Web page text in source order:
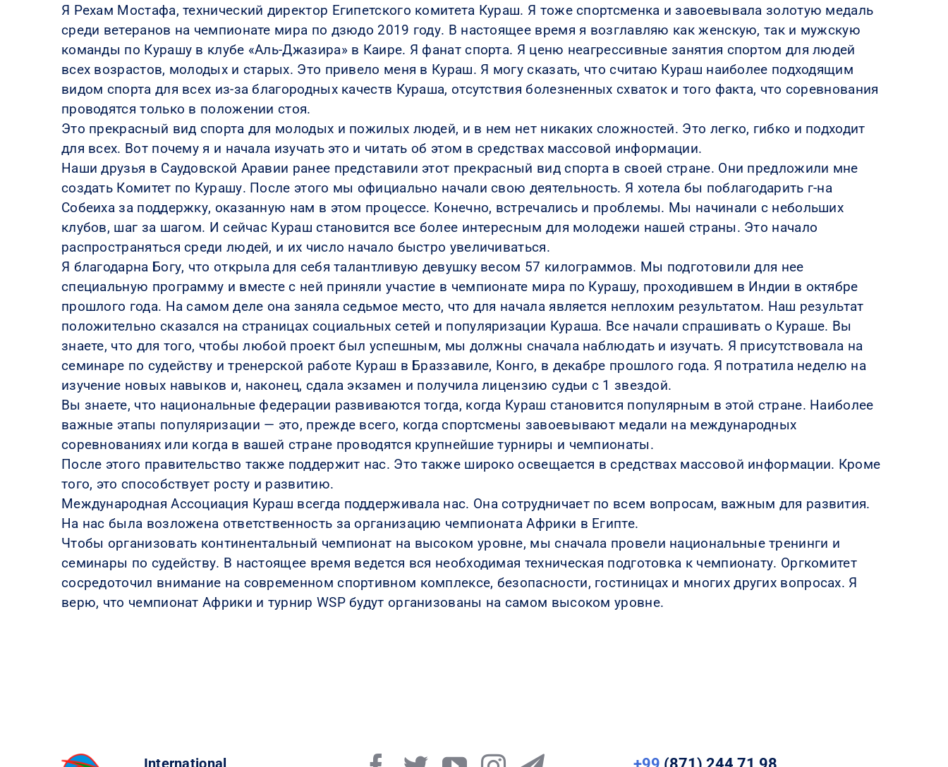
Я Рехам Мостафа, технический директор Египетского комитета Кураш. Я тоже спортсменка и завоевывала золотую медаль
среди ветеранов на чемпионате мира по дзюдо 2019 году. В настоящее время я возглавляю как женскую, так и мужскую
команды по Курашу в клубе «Аль-Джазира» в Каире. Я фанат спорта. Я ценю неагрессивные занятия спортом для людей
всех возрастов, молодых и старых. Это привело меня в Кураш. Я могу сказать, что считаю Кураш наиболее подходящим
видом спорта для всех из-за благородных качеств Кураша, отсутствия болезненных схваток и того факта, что соревнования
проводятся только в положении стоя.
Это прекрасный вид спорта для молодых и пожилых людей, и в нем нет никаких сложностей. Это легко, гибко и подходит
для всех. Вот почему я и начала изучать это и читать об этом в средствах массовой информации.
Наши друзья в Саудовской Аравии ранее представили этот прекрасный вид спорта в своей стране. Они предложили мне
создать Комитет по Курашу. После этого мы официально начали свою деятельность. Я хотела бы поблагодарить г-на
Собеиха за поддержку, оказанную нам в этом процессе. Конечно, встречались и проблемы. Мы начинали с небольших
клубов, шаг за шагом. И сейчас Кураш становится все более интересным для молодежи нашей страны. Это начало
распространяться среди людей, и их число начало быстро увеличиваться.
Я благодарна Богу, что открыла для себя талантливую девушку весом 57 килограммов. Мы подготовили для нее
специальную программу и вместе с ней приняли участие в чемпионате мира по Курашу, проходившем в Индии в октябре
прошлого года. На самом деле она заняла седьмое место, что для начала является неплохим результатом. Наш результат
положительно сказался на страницах социальных сетей и популяризации Кураша. Все начали спрашивать о Кураше. Вы
знаете, что для того, чтобы любой проект был успешным, мы должны сначала наблюдать и изучать. Я присутствовала на
семинаре по судейству и тренерской работе Кураш в Браззавиле, Конго, в декабре прошлого года. Я потратила неделю на
изучение новых навыков и, наконец, сдала экзамен и получила лицензию судьи с 1 звездой.
Вы знаете, что национальные федерации развиваются тогда, когда Кураш становится популярным в этой стране. Наиболее
важные этапы популяризации — это, прежде всего, когда спортсмены завоевывают медали на международных
соревнованиях или когда в вашей стране проводятся крупнейшие турниры и чемпионаты.
После этого правительство также поддержит нас. Это также широко освещается в средствах массовой информации. Кроме
того, это способствует росту и развитию.
Международная Ассоциация Кураш всегда поддерживала нас. Она сотрудничает по всем вопросам, важным для развития.
На нас была возложена ответственность за организацию чемпионата Африки в Египте.
Чтобы организовать континентальный чемпионат на высоком уровне, мы сначала провели национальные тренинги и
семинары по судейству. В настоящее время ведется вся необходимая техническая подготовка к чемпионату. Оргкомитет
сосредоточил внимание на современном спортивном комплексе, безопасности, гостиницах и многих других вопросах. Я
верю, что чемпионат Африки и турнир WSP будут организованы на самом высоком уровне.
International